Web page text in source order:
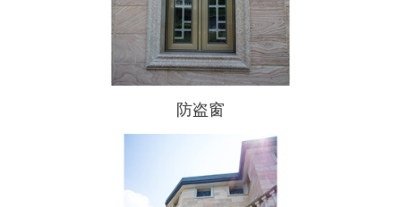
防盗窗